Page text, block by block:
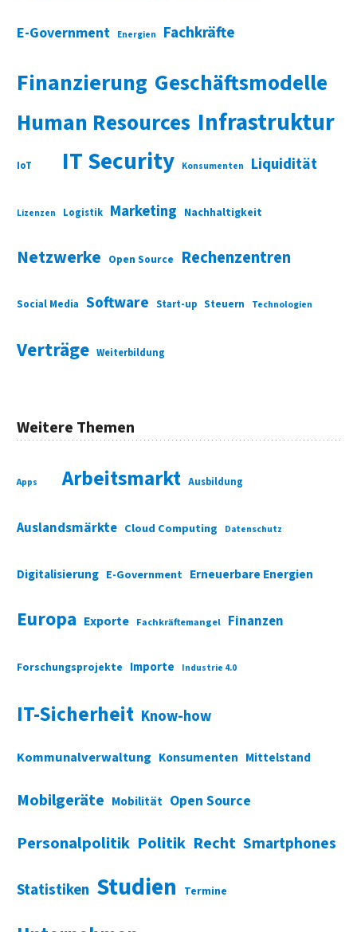
E-Government Energien Fachkräfte
Finanzierung Geschäftsmodelle
Human Resources Infrastruktur
IoT IT Security Konsumenten Liquidität
Lizenzen Logistik Marketing Nachhaltigkeit
Netzwerke Open Source Rechenzentren
Social Media Software Start-up Steuern Technologien
Verträge Weiterbildung
Weitere Themen
Apps Arbeitsmarkt Ausbildung
Auslandsmärkte Cloud Computing Datenschutz
Digitalisierung E-Government Erneuerbare Energien
Europa Exporte Fachkräftemangel Finanzen
Forschungsprojekte Importe Industrie 4.0
IT-Sicherheit Know-how
Kommunalverwaltung Konsumenten Mittelstand
Mobilgeräte Mobilität Open Source
Personalpolitik Politik Recht Smartphones
Statistiken Studien Termine